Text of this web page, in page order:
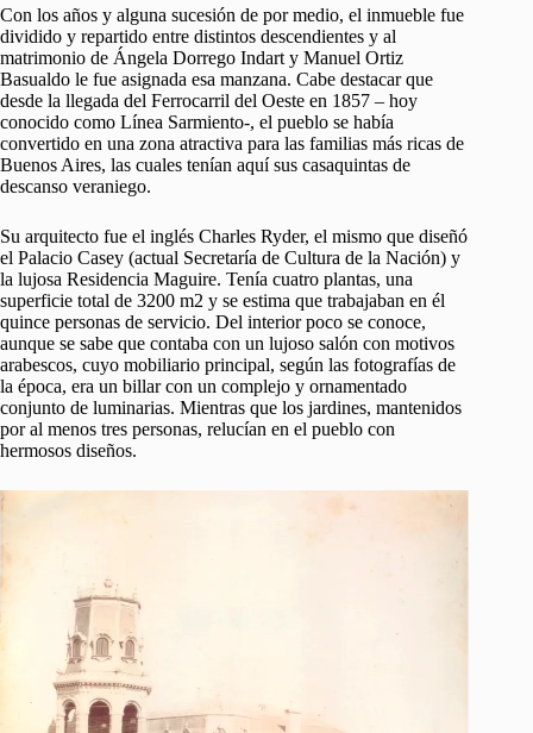
Con los años y alguna sucesión de por medio, el inmueble fue
dividido y repartido entre distintos descendientes y al
matrimonio de Ángela Dorrego Indart y Manuel Ortiz
Basualdo le fue asignada esa manzana. Cabe destacar que
desde la llegada del Ferrocarril del Oeste en 1857 – hoy
conocido como Línea Sarmiento-, el pueblo se había
convertido en una zona atractiva para las familias más ricas de
Buenos Aires, las cuales tenían aquí sus casaquintas de
descanso veraniego.
Su arquitecto fue el inglés Charles Ryder, el mismo que diseñó
el Palacio Casey (actual Secretaría de Cultura de la Nación) y
la lujosa Residencia Maguire. Tenía cuatro plantas, una
superficie total de 3200 m2 y se estima que trabajaban en él
quince personas de servicio. Del interior poco se conoce,
aunque se sabe que contaba con un lujoso salón con motivos
arabescos, cuyo mobiliario principal, según las fotografías de
la época, era un billar con un complejo y ornamentado
conjunto de luminarias. Mientras que los jardines, mantenidos
por al menos tres personas, relucían en el pueblo con
hermosos diseños.